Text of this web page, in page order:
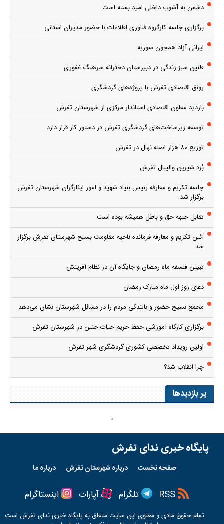
دشمن به آشوب داخلی امید بسته است
برگزاری جلسه کارگروه فناوری اطلاعات با حضور مدیران استانی
ایرانی آزاد همچون سوریه
طنین سبز زندگی در دبیرستان دخترانه سرهنگ غفوری
رونق اقتصادی تفرش با پروژه‌های گردشگری
بازدید معاون اقتصادی استاندار مرکزی از شهرستان تفرش
توسعه زیرساخت‌های گردشگری تفرش در دستور کار قرار دارد
توزیع ۸۰ هزار اصله نهال در تفرش
بُرد شیرین والیبال تفرش
جلسه تکریم و معارفه رئیس بنیاد شهید و امور ایثارگران شهرستان تفرش
برگزار شد.
تقابل جبهه حق و باطل همیشه بوده است
آئین تکریم و معارفه فرمانده ناحیه مقاومت بسیج شهرستان تفرش برگزار
شد
تبیین فلسفه ماه رمضان و جایگاه آن در نظام آفرینش
دعای روز اول ماه مبارک رمضان
مجمع بسیج حضور و بالندگی مردم را در مسائل شهرستان نشان می‌دهد
برگزاری کارگاه آموزشی حفظ حریم حیات جنین در شهرستان تفرش
اولین رویداد تخصصی کشوری گردشگری شهر تفرش
چرا انقلاب شد؟
پر بازدیدها
پایگاه خبری ندای تفرش
صفحه نخست درباره شهرستان تفرش درباره ما
تلگرام آپارات اینستاگرام
تمام حقوق مادی و معنوی این سایت متعلق به پایگاه خبریندای تفرش است